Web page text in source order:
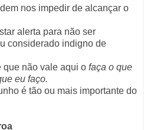
nos impedir de alcançar o
alerta para não ser
considerado indigno de
que não vale aqui o faça o que
eu faço.
é tão ou mais importante do